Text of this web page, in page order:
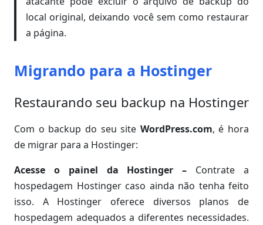
local original, deixando você sem como restaurar
a página.
Migrando para a Hostinger
Restaurando seu backup na Hostinger
Com o backup do seu site WordPress.com, é hora
de migrar para a Hostinger:
Acesse o painel da Hostinger – Contrate a
hospedagem Hostinger caso ainda não tenha feito
isso. A Hostinger oferece diversos planos de
hospedagem adequados a diferentes necessidades.